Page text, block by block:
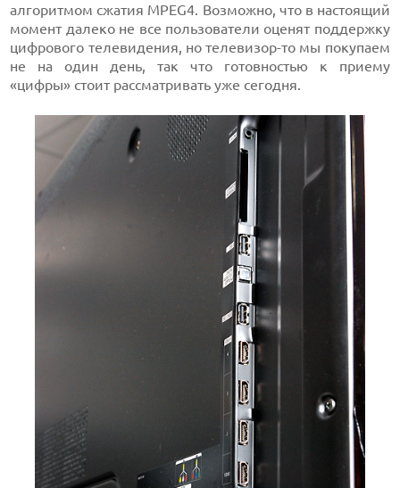
алгоритмом сжатия MPEG4. Возможно, что в настоящий
момент далеко не все пользователи оценят поддержку
цифрового телевидения, но телевизор-то мы покупаем
не на один день, так что готовностью к приему
«цифры» стоит рассматривать уже сегодня.